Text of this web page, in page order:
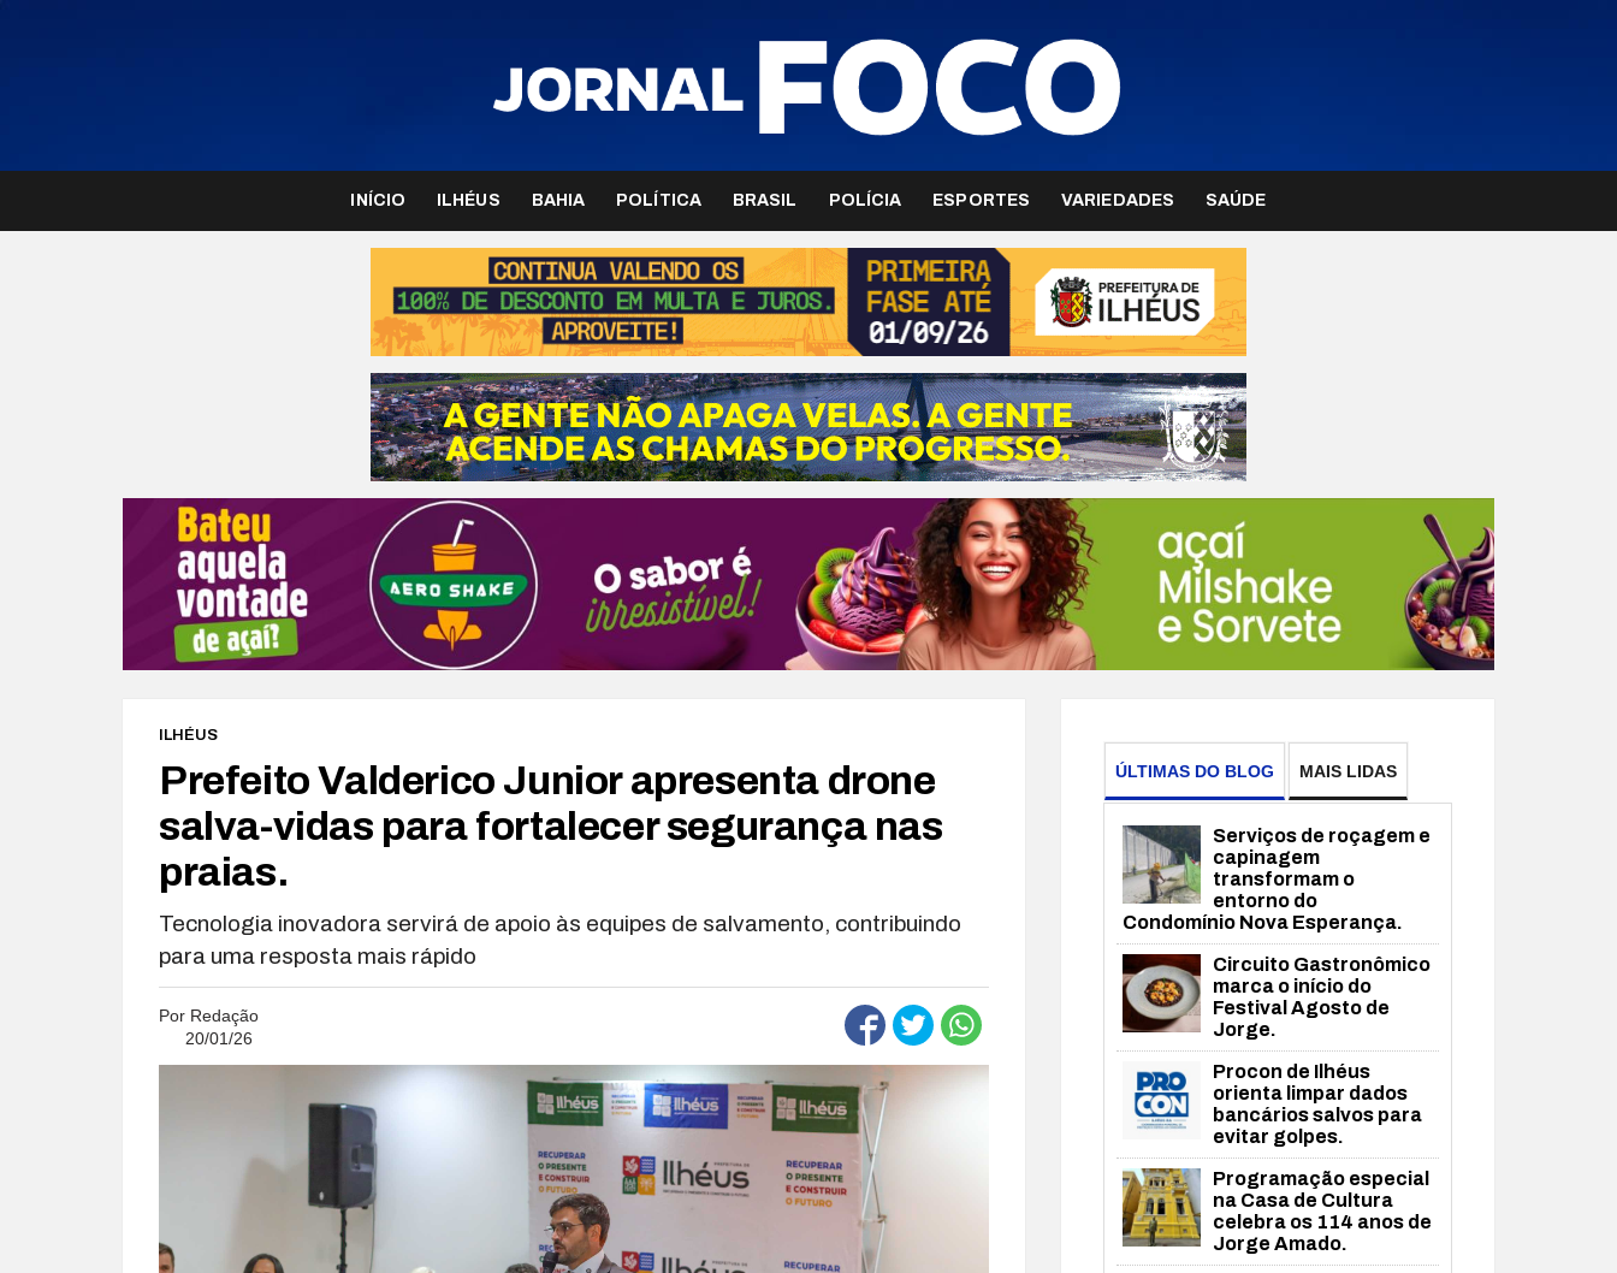
INÍCIO ILHÉUS BAHIA POLÍTICA BRASIL POLÍCIA ESPORTES VARIEDADES SAÚDE
ILHÉUS
Prefeito Valderico Junior apresenta drone
salva-vidas para fortalecer segurança nas
praias.
Tecnologia inovadora servirá de apoio às equipes de salvamento, contribuindo
para uma resposta mais rápido
Por Redação
20/01/26
ÚLTIMAS DO BLOG MAIS LIDAS
Serviços de roçagem e
capinagem
transformam o
entorno do
Condomínio Nova Esperança.
Circuito Gastronômico
marca o início do
Festival Agosto de
Jorge.
Procon de Ilhéus
orienta limpar dados
bancários salvos para
evitar golpes.
Programação especial
na Casa de Cultura
celebra os 114 anos de
Jorge Amado.